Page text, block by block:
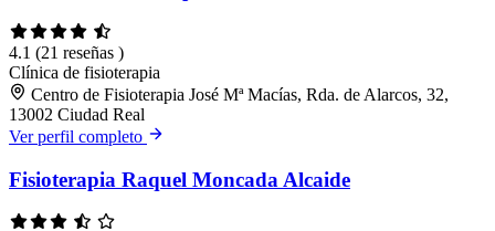
4.1 (21 reseñas )
Clínica de fisioterapia
Centro de Fisioterapia José Mª Macías, Rda. de Alarcos, 32,
13002 Ciudad Real
Ver perfil completo
Fisioterapia Raquel Moncada Alcaide